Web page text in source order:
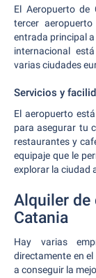
El Aeropuerto de
tercer
entrada principal
internacional
varias ciudades
Servicios y
El aeropuerto
para asegurar tu
restaurantes y
equipaje que le
explorar la ciudad
Alquiler de
Catania
Hay varias
directamente en
a conseguir la